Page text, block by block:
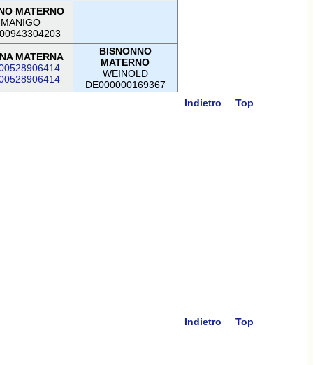
MATERNO
MANIGO
MATERNA
BISNONNO
MATERNO
WEINOLD
DE000000169367
Indietro
Top
Indietro Top